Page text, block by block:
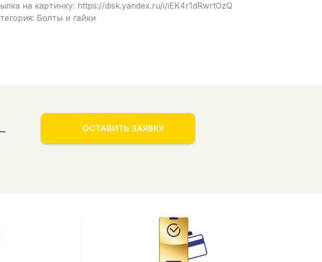
на картинку: https://disk.yandex.ru/i/iEK4r1dRwrtOzQ
Болты и гайки
ОСТАВИТЬ ЗАЯВКУ